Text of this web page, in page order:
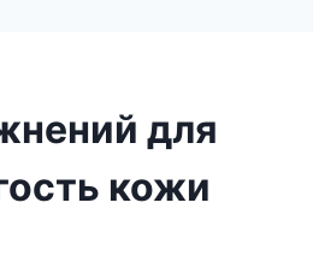
для
кожи